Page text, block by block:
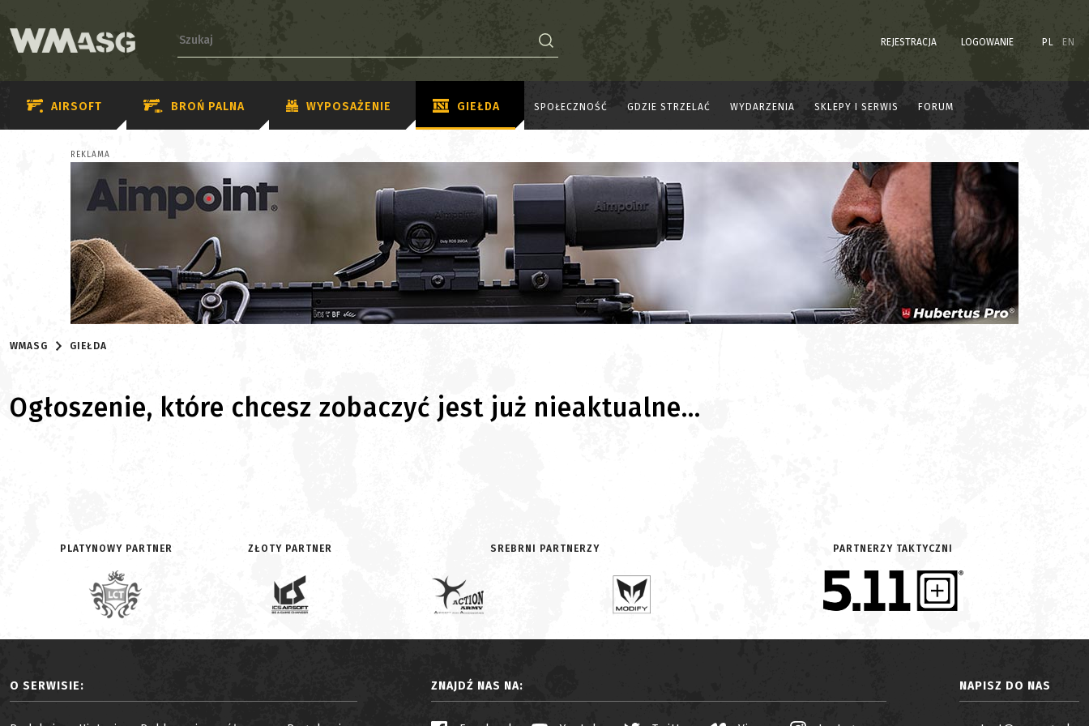
REJESTRACJA LOGOWANIE PL EN
AIRSOFT BROŃ PALNA WYPOSAŻENIE GIEŁDA SPOŁECZNOŚĆ GDZIE STRZELAĆ WYDARZENIA SKLEPY I SERWIS FORUM
REKLAMA
WMASG GIEŁDA
Ogłoszenie, które chcesz zobaczyć jest już nieaktualne...
PLATYNOWY PARTNER ZŁOTY PARTNER SREBRNI PARTNERZY PARTNERZY TAKTYCZNI
O SERWISIE: ZNAJDŹ NAS NA: NAPISZ DO NAS